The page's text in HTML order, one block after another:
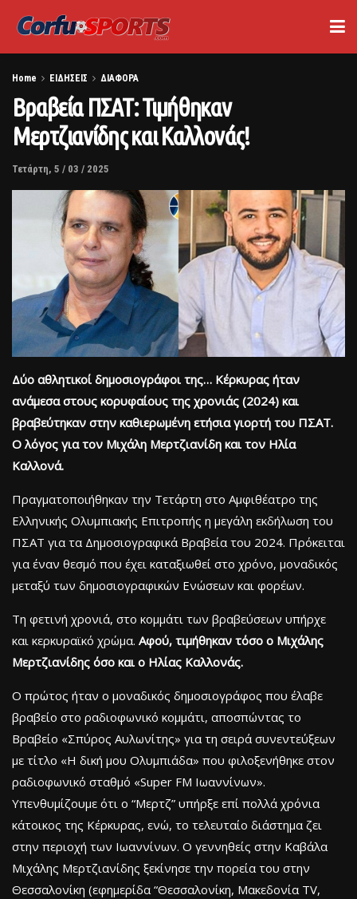
Home ΕΙΔΗΣΕΙΣ ΔΙΑΦΟΡΑ
Βραβεία ΠΣΑΤ: Τιμήθηκαν
Μερτζιανίδης και Καλλονάς!
Τετάρτη, 5 / 03 / 2025
Δύο αθλητικοί δημοσιογράφοι της… Κέρκυρας ήταν
ανάμεσα στους κορυφαίους της χρονιάς (2024) και
βραβεύτηκαν στην καθιερωμένη ετήσια γιορτή του ΠΣΑΤ.
Ο λόγος για τον Μιχάλη Μερτζιανίδη και τον Ηλία
Καλλονά.
Πραγματοποιήθηκαν την Τετάρτη στο Αμφιθέατρο της
Ελληνικής Ολυμπιακής Επιτροπής η μεγάλη εκδήλωση του
ΠΣΑΤ για τα Δημοσιογραφικά Βραβεία του 2024. Πρόκειται
για έναν θεσμό που έχει καταξιωθεί στο χρόνο, μοναδικός
μεταξύ των δημοσιογραφικών Ενώσεων και φορέων.
Τη φετινή χρονιά, στο κομμάτι των βραβεύσεων υπήρχε
και κερκυραϊκό χρώμα. Αφού, τιμήθηκαν τόσο ο Μιχάλης
Μερτζιανίδης όσο και ο Ηλίας Καλλονάς.
Ο πρώτος ήταν ο μοναδικός δημοσιογράφος που έλαβε
βραβείο στο ραδιοφωνικό κομμάτι, αποσπώντας το
Βραβείο «Σπύρος Αυλωνίτης» για τη σειρά συνεντεύξεων
με τίτλο «Η δική μου Ολυμπιάδα» που φιλοξενήθηκε στον
ραδιοφωνικό σταθμό «Super FΜ Ιωαννίνων».
Υπενθυμίζουμε ότι ο “Μερτζ” υπήρξε επί πολλά χρόνια
κάτοικος της Κέρκυρας, ενώ, το τελευταίο διάστημα ζει
στην περιοχή των Ιωαννίνων. O γεννηθείς στην Καβάλα
Μιχάλης Μερτζιανίδης ξεκίνησε την πορεία του στην
Θεσσαλονίκη (εφημερίδα “Θεσσαλονίκη, Μακεδονία TV,